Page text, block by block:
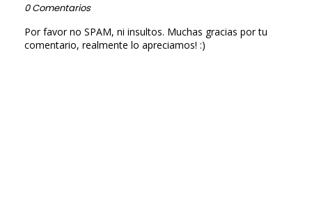
0 Comentarios
Por favor no SPAM, ni insultos. Muchas gracias por tu
comentario, realmente lo apreciamos! :)